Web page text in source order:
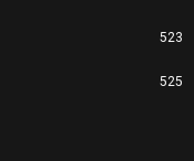
523
525